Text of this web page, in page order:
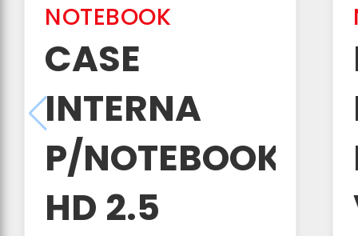
NOTEBOOK
CASE
INTERNA
P/NOTEBOOK
HD 2.5